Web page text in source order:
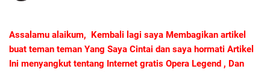
Assalamu alaikum, Kembali lagi saya Membagikan artikel
buat teman teman Yang Saya Cintai dan saya hormati Artikel
Ini menyangkut tentang Internet gratis Opera Legend , Dan